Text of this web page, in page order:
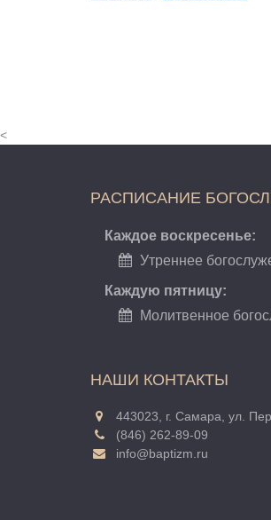
<
РАСПИСАНИЕ
Каждое воскресенье:
Утреннее
Каждую пятницу:
Молитвенное
НАШИ КОНТАКТЫ
443023, г. Самара, ул.
(846) 262-89-09
info@baptizm.ru